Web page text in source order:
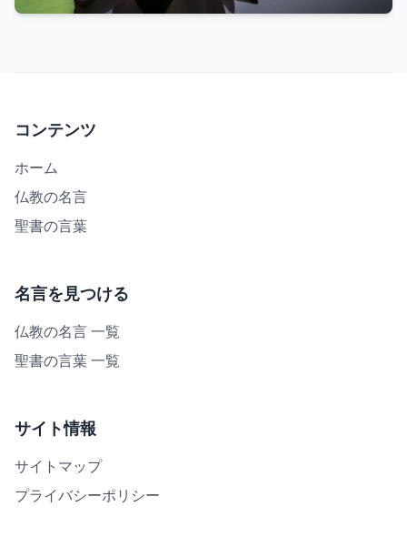
コンテンツ
ホーム
仏教の名言
聖書の言葉
名言を見つける
仏教の名言 一覧
聖書の言葉 一覧
サイト情報
サイトマップ
プライバシーポリシー